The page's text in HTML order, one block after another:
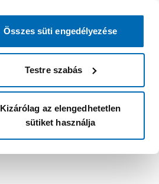
Összes süti engedélyezése
Testre szabás
Kizárólag az elengedhetetlen
sütiket használja